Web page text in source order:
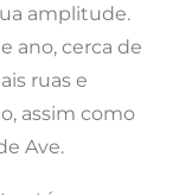
amplitude.
ano, cerca de
ruas e
assim como
Ave.